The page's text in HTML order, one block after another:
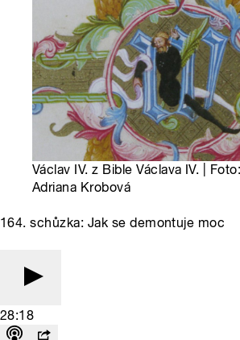
Václav IV. z Bible Václava IV. | Foto:
Adriana Krobová
164. schůzka: Jak se demontuje moc
28:18